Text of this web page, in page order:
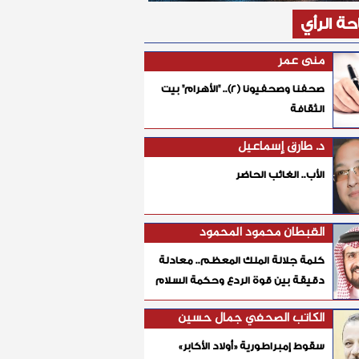
الرأي
منى عمر
صحفنا وصحفيونا (٢).. "الأهرام" بيت
الثقافة
د. طارق إسماعيل
الأب.. الغائب الحاضر
القبطان محمود المحمود
كلمة جلالة الملك المعظم.. معادلة
دقيقة بين قوة الردع وحكمة السلام
الكاتب الصحفي جمال حسين
سقوط إمبراطورية «أولاد الأكابر»